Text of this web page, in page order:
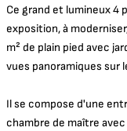
Ce grand et lumineux 4
exposition, à
m² de plain pied avec
vues panoramiques sur
Il se compose d'une
chambre de maître